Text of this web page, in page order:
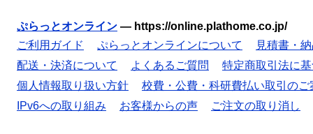
ぷらっとオンライン — https://online.plathome.co.jp/
ご利用ガイド
ぷらっとオンラインについて
見積書・
配送・決済について
よくあるご質問
特定商取引法に
個人情報取り扱い方針
校費・公費・科研費払い取引のご
IPv6への取り組み
お客様からの声 ご注文の取り消し